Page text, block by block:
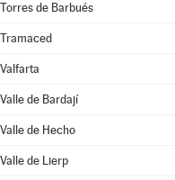
Torres de Barbués
Tramaced
Valfarta
Valle de Bardají
Valle de Hecho
Valle de Lierp